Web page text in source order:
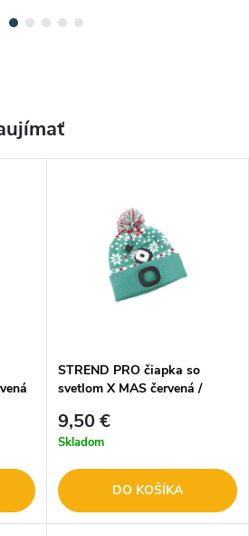
STREND PRO čiapka so
svetlom X MAS červená /
9,50 €
Skladom
DO KOŠÍKA